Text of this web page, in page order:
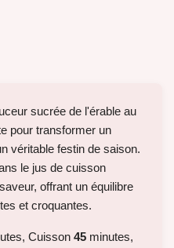
sucrée de l'érable au
pour transformer un
véritable festin de saison.
le jus de cuisson
offrant un équilibre
et croquantes.
Cuisson 45 minutes,